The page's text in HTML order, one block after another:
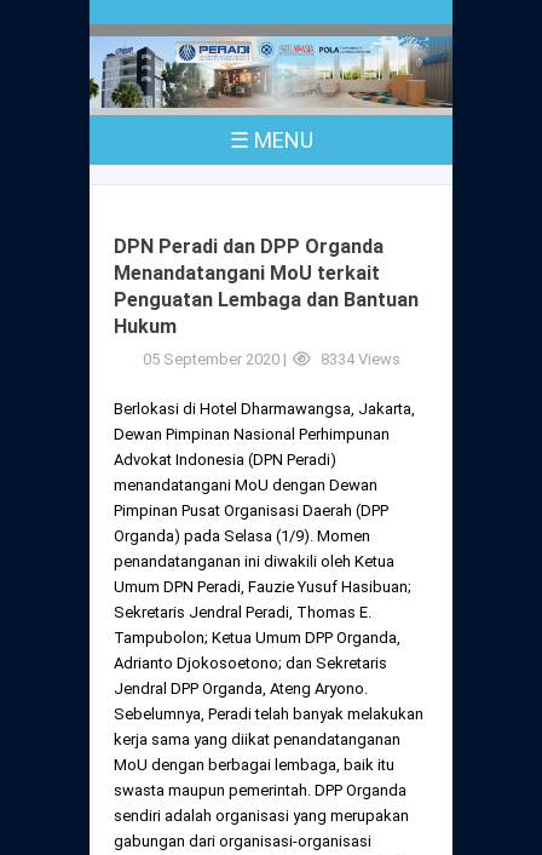
☰ MENU
Sejarah
Pusat Bantuan Hukum
Peraturan
Anggaran Dasar
Peraturan Magang
Peraturan Perpindahan Domisili Anggota
Perubahan Peraturan Perpindahan Domisili
Anggota
PKPA
UPA
Magang
Pengangkatan & Pengambilan Sumpah
Syarat Pengangkatan & Pengambilan
Sumpah
Pengumuman
Dewan Kehormatan
Dewan Kehormatan Daerah
Peraturan Pelaksanaan
Daftar Perkara Dewan Kehormatan Pusat
Daftar Perkara Dewan Kehormatan Daerah
Komisi Pengawas Daerah
Peraturan Pelaksanaan
Internasional
Certificate of Good Standing (COGS)
DPN Peradi dan DPP Organda
Menandatangani MoU terkait
Penguatan Lembaga dan Bantuan
Hukum
05 September 2020 | 8334 Views
Berlokasi di Hotel Dharmawangsa, Jakarta,
Dewan Pimpinan Nasional Perhimpunan
Advokat Indonesia (DPN Peradi)
menandatangani MoU dengan Dewan
Pimpinan Pusat Organisasi Daerah (DPP
Organda) pada Selasa (1/9). Momen
penandatanganan ini diwakili oleh Ketua
Umum DPN Peradi, Fauzie Yusuf Hasibuan;
Sekretaris Jendral Peradi, Thomas E.
Tampubolon; Ketua Umum DPP Organda,
Adrianto Djokosoetono; dan Sekretaris
Jendral DPP Organda, Ateng Aryono.
Sebelumnya, Peradi telah banyak melakukan
kerja sama yang diikat penandatanganan
MoU dengan berbagai lembaga, baik itu
swasta maupun pemerintah. DPP Organda
sendiri adalah organisasi yang merupakan
gabungan dari organisasi-organisasi